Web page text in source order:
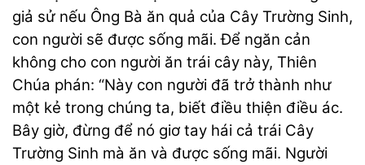
giả sử nếu Ông Bà ăn quả của Cây Trường Sinh,
con người sẽ được sống mãi. Để ngăn cản
không cho con người ăn trái cây này, Thiên
Chúa phán: “Này con người đã trở thành như
một kẻ trong chúng ta, biết điều thiện điều ác.
Bây giờ, đừng để nó giơ tay hái cả trái Cây
Trường Sinh mà ăn và được sống mãi. Người